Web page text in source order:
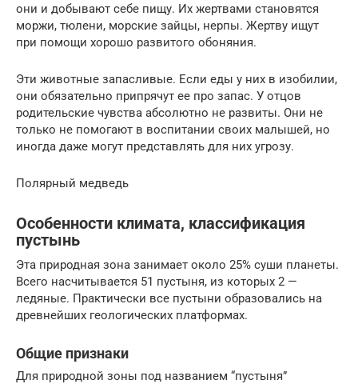
они и добывают себе пищу. Их жертвами становятся
моржи, тюлени, морские зайцы, нерпы. Жертву ищут
при помощи хорошо развитого обоняния.
Эти животные запасливые. Если еды у них в изобилии,
они обязательно припрячут ее про запас. У отцов
родительские чувства абсолютно не развиты. Они не
только не помогают в воспитании своих малышей, но
иногда даже могут представлять для них угрозу.
Полярный медведь
Особенности климата, классификация
пустынь
Эта природная зона занимает около 25% суши планеты.
Всего насчитывается 51 пустыня, из которых 2 —
ледяные. Практически все пустыни образовались на
древнейших геологических платформах.
Общие признаки
Для природной зоны под названием “пустыня”